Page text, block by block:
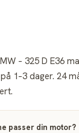
– 325 D E36
1–3 dager. 24
passer din motor?